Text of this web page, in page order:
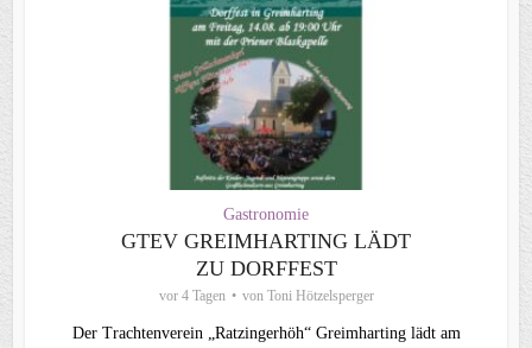
Gastronomie
GTEV GREIMHARTING LÄDT
ZU DORFFEST
vor 4 Tagen von Toni Hötzelsperger
Der Trachtenverein „Ratzingerhöh“ Greimharting lädt am